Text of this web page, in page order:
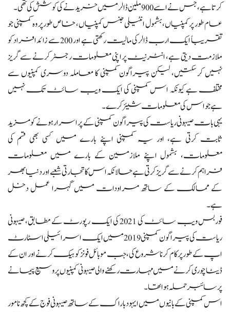
کرتا ہے، جس نے اسے 900 ملین ڈالر میں خریدنے کی کوشش کی تھی۔
عام طور پر کمپنیاں، بشمول انٹیلی جنس کمپنیاں، خاص طور پر وہ کمپنی جو
تقریباً ایک ارب ڈالر کی مالیت رکھتی ہے اور 200 سے زائد افراد کو
ملازمت دیتی ہے، انٹرنیٹ پر اپنی معلومات رجسٹر کرنے سے گریز
نہیں کر سکتیں، لیکن پیراگون کمپنی کا معاملہ دوسری کمپنیوں سے
مختلف ہے کیونکہ اس کمپنی کی ایک ویب سائٹ تک نہیں
ہے جو اس کی معلومات شیئر کرے۔
یہی بات صیہونی ریاست کی پیراگون کمپنی کے پراسرار ہونے کو مزید
ثابت کرتی ہے، اور یہ کمپنی اپنے بارے میں کسی بھی قسم کی
معلومات، بشمول اپنے ملازمین کے بارے میں معلومات
فراہم کرنے سے گریز کرتی ہے حالانکہ اس کا تجارتی شعبے اور دنیا بھر
کے ممالک کے ساتھ مراودات میں گہرا عمل دخل
ہے۔
فوربس ویب سائٹ کی 2021 کی ایک رپورٹ کے مطابق، صیہونی
ریاست کی پیراگون کمپنی 2019 میں ایک اسرائیلی اسٹارٹ
اپ کے طور پر کام کرنا شروع کی، جب موبائل فونز کو ہیک کرنے اور ان کے
ڈیٹا چوری کرنے میں مہارت رکھنے والی صیہونی کمپنیوں پر وسیع پیمانے
پر سائبر حملہ ہوا تھا۔
اس کمپنی کے بانیوں میں ایہود باراک کے ساتھ صیہونی فوج کے کچھ نامور